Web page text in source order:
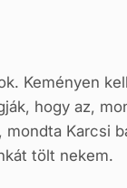
Keményen
hogy az,
Karcsi
tölt nekem.